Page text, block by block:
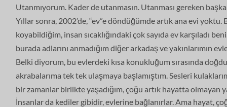
Utanmıyorum. Kader de utanmasın. Utanması gereken
Yıllar sonra, 2002’de, “ev”e döndüğümde artık ana evi yoktu.
koyabildiğim, insan sıcaklığındaki çok sayıda ev karşıladı
burada adlarını anmadığım diğer arkadaş ve yakınlarımın
Belki diyorum, bu evlerdeki kısa konukluğum sırasında
akrabalarıma tek tek ulaşmaya başlamıştım. Sesleri
bir zamanlar birlikte yaşadığım, çoğu artık hayatta olmayan
İnsanlar da kediler gibidir, evlerine bağlanırlar. Ama hayat,